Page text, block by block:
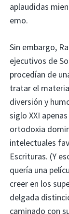
aplaudidas
emo.
Sin embargo,
ejecutivos de
procedían de
tratar el
diversión y
siglo XXI
ortodoxia
intelectuales
Escrituras. (Y
quería una
creer en los
delgada
caminado con